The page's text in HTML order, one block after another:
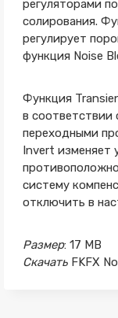
регуляторами
солирования.
регулирует
функция Noise
Функция
в
переходными
Invert изменяет
систему
отключить в
Размер: 17 MB
Скачать FKFX